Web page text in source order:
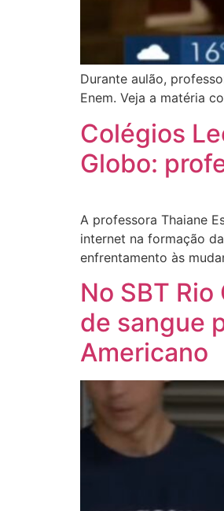
Durante aulão,
Enem. Veja a matéria
Colégios
Globo:
A professora Thaiane
internet na formação
enfrentamento às
No SBT
de sangue
Americano